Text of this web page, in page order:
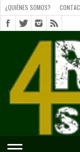
SOMOS?
CONTACTO
SHORTS
¿QUIÉNES SOMOS?